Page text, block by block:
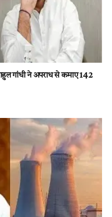
गांधी ने अपराध से कमाए 142